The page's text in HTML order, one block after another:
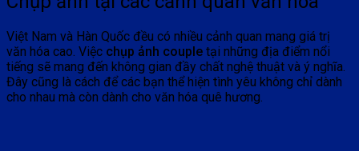
Việt Nam và Hàn Quốc đều có nhiều cảnh quan mang giá trị
văn hóa cao. Việc chụp ảnh couple tại những địa điểm nổi
tiếng sẽ mang đến không gian đầy chất nghệ thuật và ý nghĩa.
Đây cũng là cách để các bạn thể hiện tình yêu không chỉ dành
cho nhau mà còn dành cho văn hóa quê hương.